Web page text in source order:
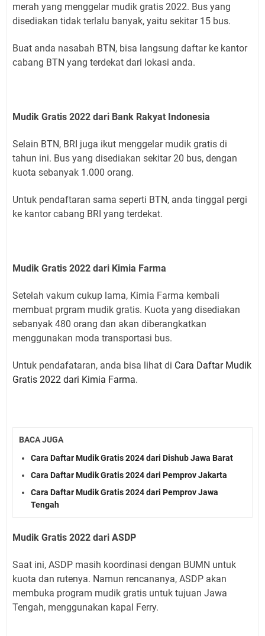
merah yang menggelar mudik gratis 2022. Bus yang
disediakan tidak terlalu banyak, yaitu sekitar 15 bus.
Buat anda nasabah BTN, bisa langsung daftar ke kantor
cabang BTN yang terdekat dari lokasi anda.
Mudik Gratis 2022 dari Bank Rakyat Indonesia
Selain BTN, BRI juga ikut menggelar mudik gratis di
tahun ini. Bus yang disediakan sekitar 20 bus, dengan
kuota sebanyak 1.000 orang.
Untuk pendaftaran sama seperti BTN, anda tinggal pergi
ke kantor cabang BRI yang terdekat.
Mudik Gratis 2022 dari Kimia Farma
Setelah vakum cukup lama, Kimia Farma kembali
membuat prgram mudik gratis. Kuota yang disediakan
sebanyak 480 orang dan akan diberangkatkan
menggunakan moda transportasi bus.
Untuk pendafataran, anda bisa lihat di Cara Daftar Mudik
Gratis 2022 dari Kimia Farma.
BACA JUGA
Cara Daftar Mudik Gratis 2024 dari Dishub Jawa Barat
Cara Daftar Mudik Gratis 2024 dari Pemprov Jakarta
Cara Daftar Mudik Gratis 2024 dari Pemprov Jawa
Tengah
Mudik Gratis 2022 dari ASDP
Saat ini, ASDP masih koordinasi dengan BUMN untuk
kuota dan rutenya. Namun rencananya, ASDP akan
membuka program mudik gratis untuk tujuan Jawa
Tengah, menggunakan kapal Ferry.